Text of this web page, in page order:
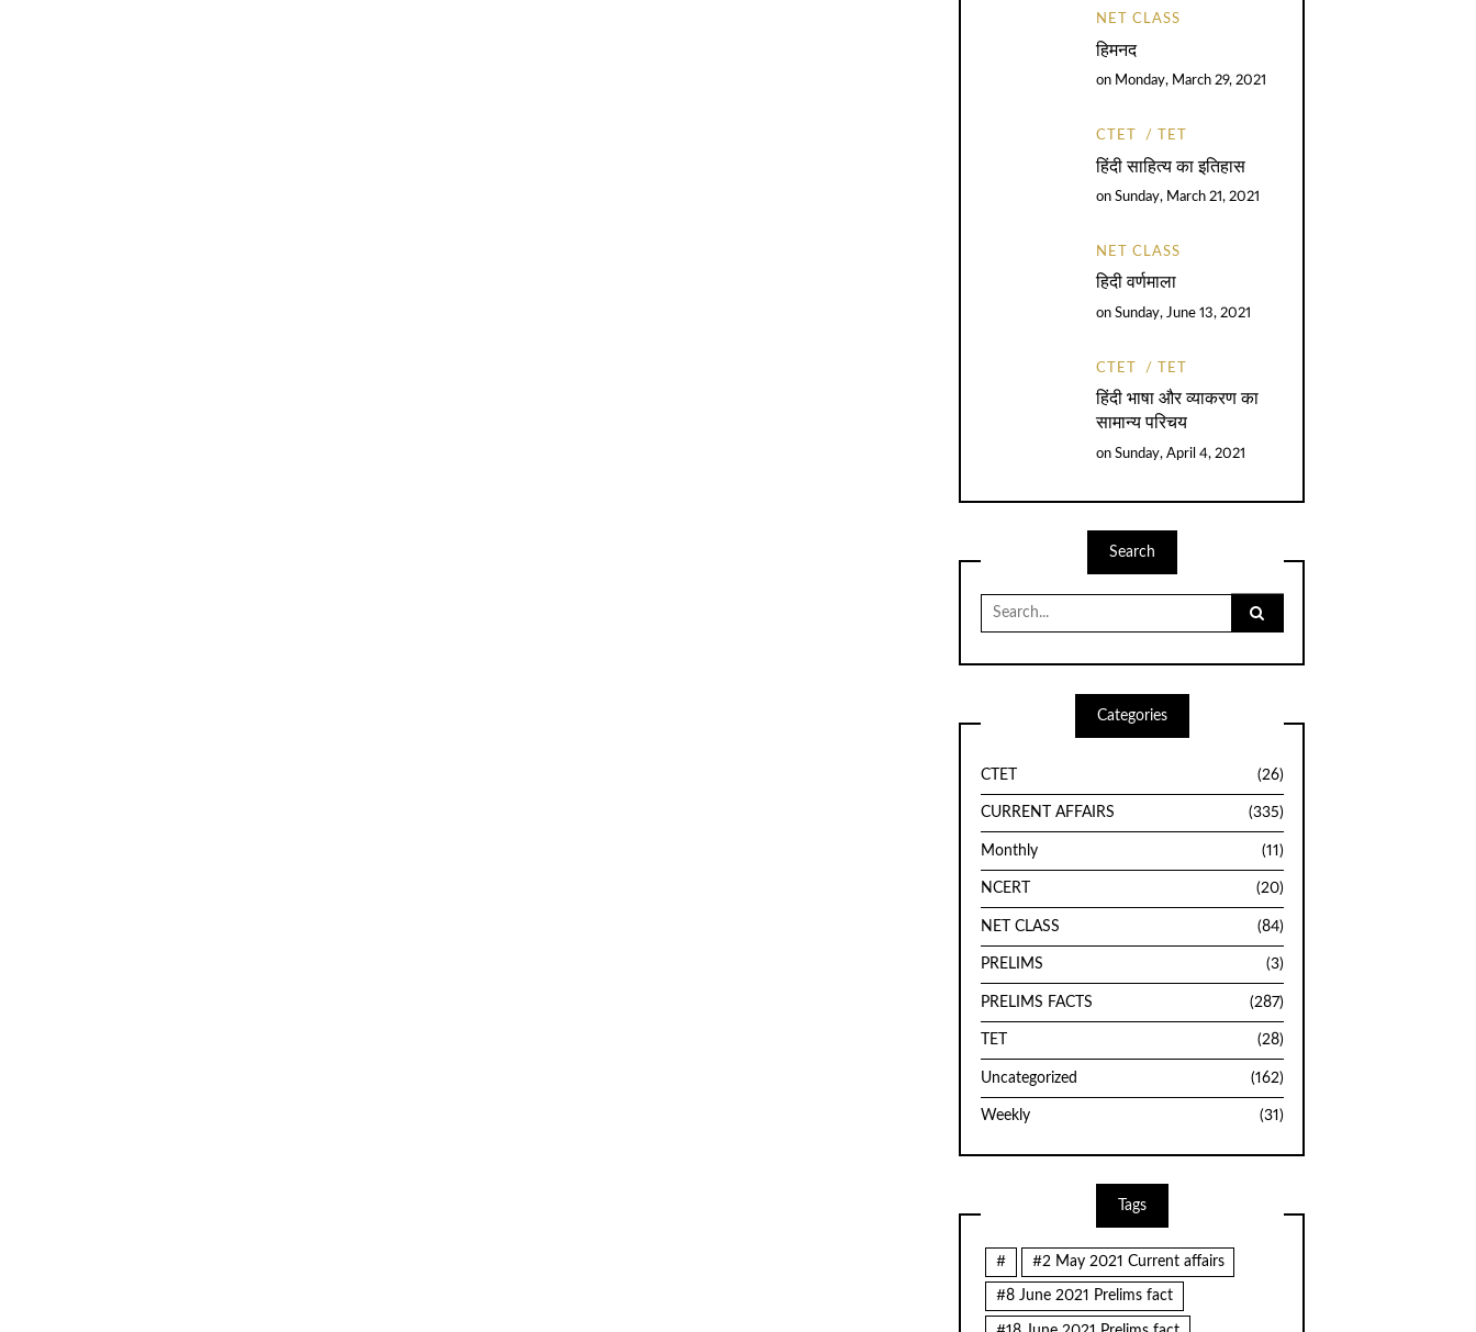
NET CLASS
हिमनद
on Monday, March 29, 2021
CTET TET
हिंदी साहित्य का इतिहास
on Sunday, March 21, 2021
NET CLASS
हिदी वर्णमाला
on Sunday, June 13, 2021
CTET TET
हिंदी भाषा और व्याकरण का
सामान्य परिचय
on Sunday, April 4, 2021
Search
Search
for:
Categories
CTET (26)
CURRENT AFFAIRS (335)
Monthly (11)
NCERT (20)
NET CLASS (84)
PRELIMS (3)
PRELIMS FACTS (287)
TET (28)
Uncategorized (162)
Weekly (31)
Tags
# #2 May 2021 Current affairs
#8 June 2021 Prelims fact